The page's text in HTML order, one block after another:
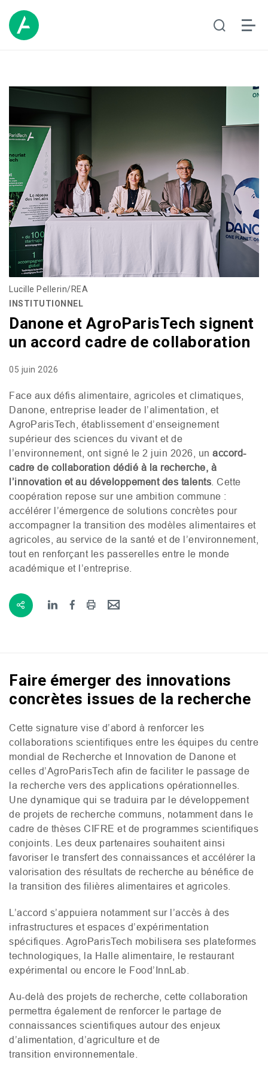
Lucille Pellerin/REA
INSTITUTIONNEL
Danone et AgroParisTech signent
un accord cadre de collaboration
05 juin 2026
Face aux défis alimentaire, agricoles et climatiques,
Danone, entreprise leader de l’alimentation, et
AgroParisTech, établissement d’enseignement
supérieur des sciences du vivant et de
l’environnement, ont signé le 2 juin 2026, un accord-
cadre de collaboration dédié à la recherche, à
l’innovation et au développement des talents . Cette
coopération repose sur une ambition commune :
accélérer l’émergence de solutions concrètes pour
accompagner la transition des modèles alimentaires et
agricoles, au service de la santé et de l’environnement,
tout en renforçant les passerelles entre le monde
académique et l’entreprise.
Faire émerger des innovations
concrètes issues de la recherche
Cette signature vise d’abord à renforcer les
collaborations scientifiques entre les équipes du centre
mondial de Recherche et Innovation de Danone et
celles d’AgroParisTech afin de faciliter le passage de
la recherche vers des applications opérationnelles.
Une dynamique qui se traduira par le développement
de projets de recherche communs, notamment dans le
cadre de thèses CIFRE et de programmes scientifiques
conjoints. Les deux partenaires souhaitent ainsi
favoriser le transfert des connaissances et accélérer la
valorisation des résultats de recherche au bénéfice de
la transition des filières alimentaires et agricoles.
L’accord s’appuiera notamment sur l’accès à des
infrastructures et espaces d’expérimentation
spécifiques. AgroParisTech mobilisera ses plateformes
technologiques, la Halle alimentaire, le restaurant
expérimental ou encore le Food’InnLab.
Au-delà des projets de recherche, cette collaboration
permettra également de renforcer le partage de
connaissances scientifiques autour des enjeux
d’alimentation, d’agriculture et de
transition environnementale.